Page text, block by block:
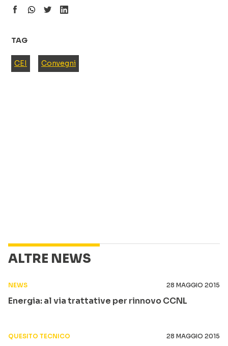
TAG
CEI Convegni
ALTRE NEWS
NEWS 28 MAGGIO 2015
Energia: al via trattative per rinnovo CCNL
QUESITO TECNICO 28 MAGGIO 2015